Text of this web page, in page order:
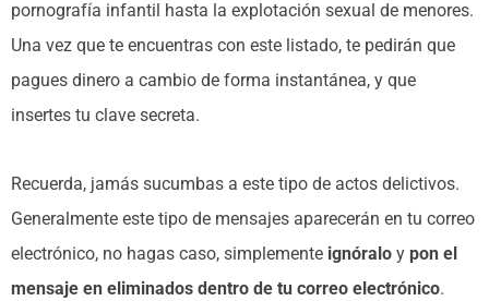
pornografía infantil hasta la explotación sexual de menores.
Una vez que te encuentras con este listado, te pedirán que
pagues dinero a cambio de forma instantánea, y que
insertes tu clave secreta.
Recuerda, jamás sucumbas a este tipo de actos delictivos.
Generalmente este tipo de mensajes aparecerán en tu correo
electrónico, no hagas caso, simplemente ignóralo y pon el
mensaje en eliminados dentro de tu correo electrónico.